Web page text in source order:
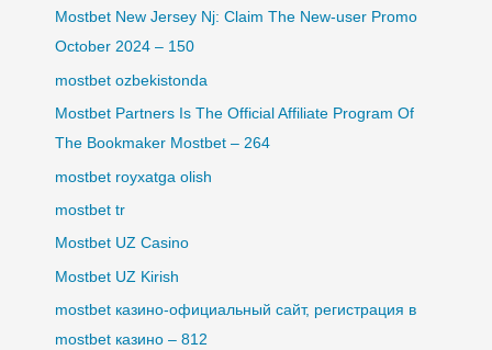
Mostbet New Jersey Nj: Claim The New-user Promo
October 2024 – 150
mostbet ozbekistonda
Mostbet Partners Is The Official Affiliate Program Of
The Bookmaker Mostbet – 264
mostbet royxatga olish
mostbet tr
Mostbet UZ Casino
Mostbet UZ Kirish
mostbet казино-официальный сайт, регистрация в
mostbet казино – 812